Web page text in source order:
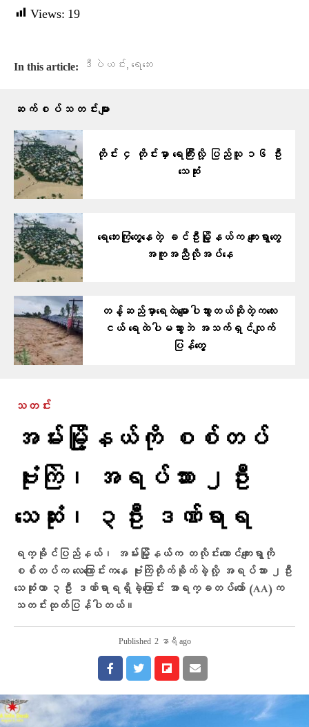
Views: 19
In this article: ဒီပဲယင်း, ရေဘေး
ဆက်စပ်သတင်းများ
တိုင်း ၄ တိုင်းမှာ ရေကြီးလို့ ပြည်သူ ၁၆ ဦး
သေဆုံး
ရေဘေးကြုံတွေ့နေတဲ့ ခင်ဦးမြို့နယ်က ကျေးရွာတွေ
အကူအညီလိုအပ်နေ
တန့်ဆည်မှာ​ရေထဲ​မျောပါသွားတယ်ဆိုတဲ့ကလေး
ငယ် ရေထဲပါမသွားဘဲ အသက်ရှင်လျက်
ပြန်​တွေ့
သတင်း
အမ်းမြို့နယ်ကို စစ်တပ်
ဗုံးကြဲ၊ အရပ်သား ၂ဦး
သေဆုံး၊ ၃ဦး ဒဏ်ရာရ
ရက္ခိုင်ပြည်နယ်၊ အမ်းမြို့နယ်က တလိုင်းတောင်ကျေးရွာကို
စစ်တပ်က လေကြောင်းကနေ ဗုံးကြဲတိုက်ခိုက်ခဲ့လို့ အရပ်သား ၂ဦး
သေဆုံးကာ ၃ဦး ဒဏ်ရာရရှိခဲ့ကြောင်း အာရက္ခတပ်တော် (AA)က
သတင်းထုတ်ပြန်ပါတယ်။
Published 2 နာရီ ago